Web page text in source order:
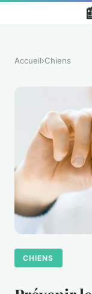
Accueil›Chiens
CHIENS